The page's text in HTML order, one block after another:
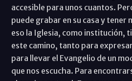
accesible para unos cuantos.
puede grabar en su casa y tener
eso la Iglesia, como institución,
este camino, tanto para
para llevar el Evangelio de un
que nos escucha. Para